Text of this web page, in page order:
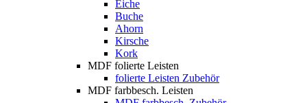
Eiche
Buche
Ahorn
Kirsche
Kork
MDF folierte Leisten
folierte Leisten Zubehör
MDF farbbesch. Leisten